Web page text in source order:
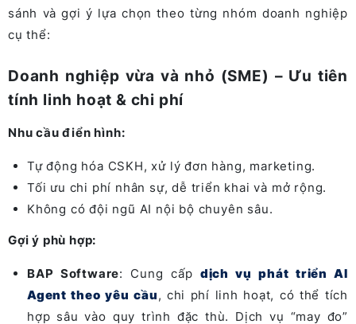
sánh và gợi ý lựa chọn theo từng nhóm doanh nghiệp
cụ thể:
Doanh nghiệp vừa và nhỏ (SME) – Ưu tiên
tính linh hoạt & chi phí
Nhu cầu điển hình:
Tự động hóa CSKH, xử lý đơn hàng, marketing.
Tối ưu chi phí nhân sự, dễ triển khai và mở rộng.
Không có đội ngũ AI nội bộ chuyên sâu.
Gợi ý phù hợp:
BAP Software: Cung cấp dịch vụ phát triển AI
Agent theo yêu cầu, chi phí linh hoạt, có thể tích
hợp sâu vào quy trình đặc thù. Dịch vụ “may đo”